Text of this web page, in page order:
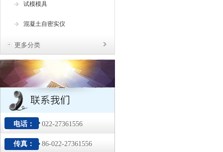
试模模具
混凝土自密实仪
更多分类
电话： 022-27361556
传真： 86-022-27361556